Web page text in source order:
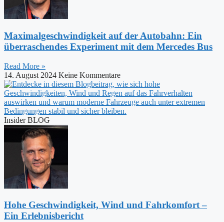
Maximalgeschwindigkeit auf der Autobahn: Ein
überraschendes Experiment mit dem Mercedes Bus
Read More »
14. August 2024 Keine Kommentare
Insider BLOG
Hohe Geschwindigkeit, Wind und Fahrkomfort –
Ein Erlebnisbericht